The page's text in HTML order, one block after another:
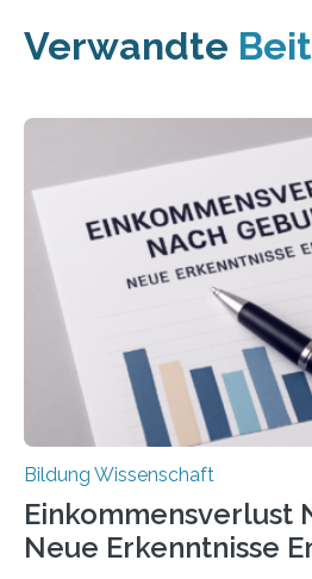
Verwandte
Bildung Wissenschaft
Einkommensverlust
Neue Erkenntnisse